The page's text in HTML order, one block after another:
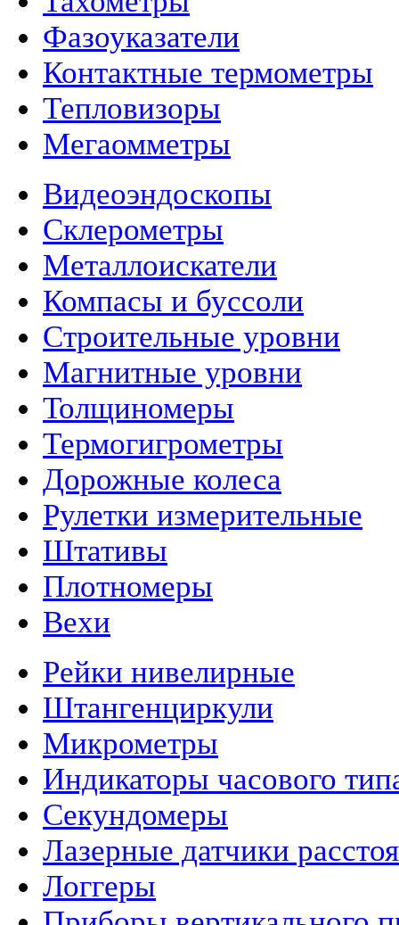
Фазоуказатели
Контактные термометры
Тепловизоры
Мегаомметры
Видеоэндоскопы
Склерометры
Металлоискатели
Компасы и буссоли
Строительные уровни
Магнитные уровни
Толщиномеры
Термогигрометры
Дорожные колеса
Рулетки измерительные
Штативы
Плотномеры
Вехи
Рейки нивелирные
Штангенциркули
Микрометры
Индикаторы часового
Секундомеры
Лазерные датчики
Логгеры